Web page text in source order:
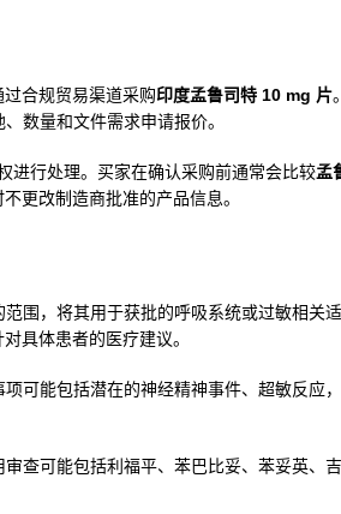
合规贸易渠道采购印度孟鲁司特 10 mg 片
数量和文件需求申请报价。
进行处理。买家在确认采购前通常会比较孟
更改制造商批准的产品信息。
围，将其用于获批的呼吸系统或过敏相关
具体患者的医疗建议。
可能包括潜在的神经精神事件、超敏反应
查可能包括利福平、苯巴比妥、苯妥英、